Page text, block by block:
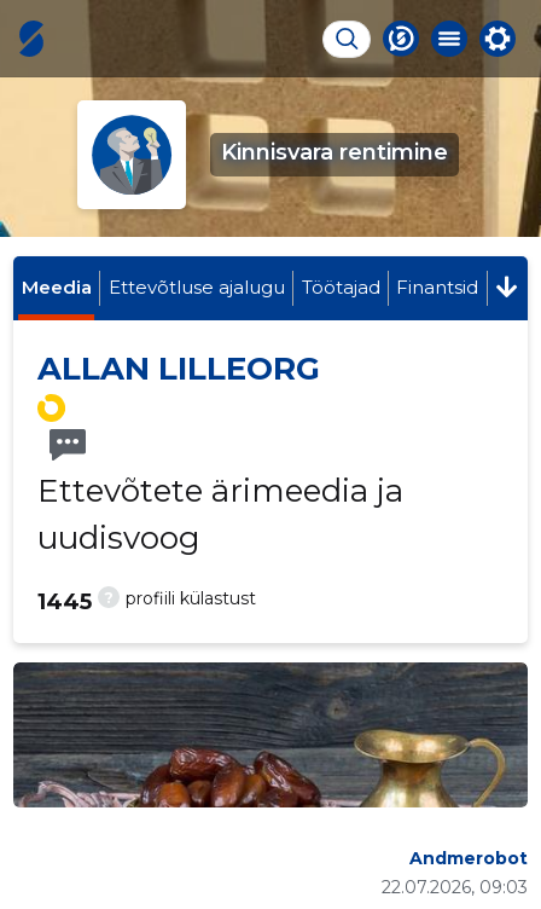
Kinnisvara rentimine
Meedia Ettevõtluse ajalugu Töötajad Finantsid
ALLAN LILLEORG
Ettevõtete ärimeedia ja
uudisvoog
? profiili külastust
1445
22.07.2026, 09:03
Andmerobot